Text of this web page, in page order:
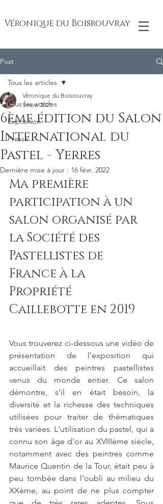
Véronique du Boisrouvray
Post
Tous les articles
Exposition
Presse
Tous les articles
6ème édition du Salon
International du
Pastel - Yerres
Véronique du Boisrouvray
5 nov. 2021
Dernière mise à jour : 16 févr. 2022
Ma première
participation à un
salon organisé par
la Société des
Pastellistes de
France à la
Propriété
Caillebotte en 2019
Vous trouverez ci-dessous une vidéo de
présentation de l'exposition qui
accueillait des peintres pastellistes
venus du monde entier. Ce salon
démontre, s'il en était besoin, la
diversité et la richesse des techniques
utilisées pour traiter de thématiques
très variées. L'utilisation du pastel, qui a
connu son âge d'or au XVIIIème siècle,
notamment avec des peintres comme
Maurice Quentin de la Tour, était peu à
peu tombée dans l'oubli au milieu du
XXème, au point de ne plus compter